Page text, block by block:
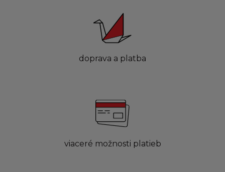
doprava a platba
viaceré možnosti platieb